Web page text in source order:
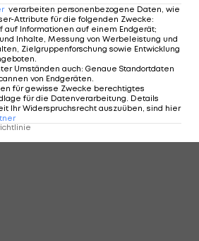
verarbeiten personenbezogene Daten, wie
Attribute für die folgenden Zwecke:
auf Informationen auf einem Endgerät;
Inhalte, Messung von Werbeleistung und
Zielgruppenforschung sowie Entwicklung
.
Umständen auch: Genaue Standortdaten
von Endgeräten.
für gewisse Zwecke berechtigtes
für die Datenverarbeitung. Details
Ihr Widerspruchsrecht auszuüben, sind hier